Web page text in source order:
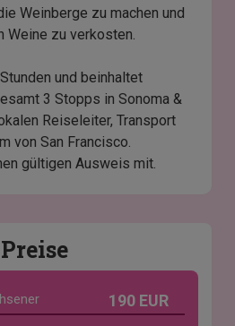
Weinberge zu machen und
Weine zu verkosten.
und beinhaltet
3 Stopps in Sonoma &
Reiseleiter, Transport
von San Francisco.
gültigen Ausweis mit.
Preise
190 EUR